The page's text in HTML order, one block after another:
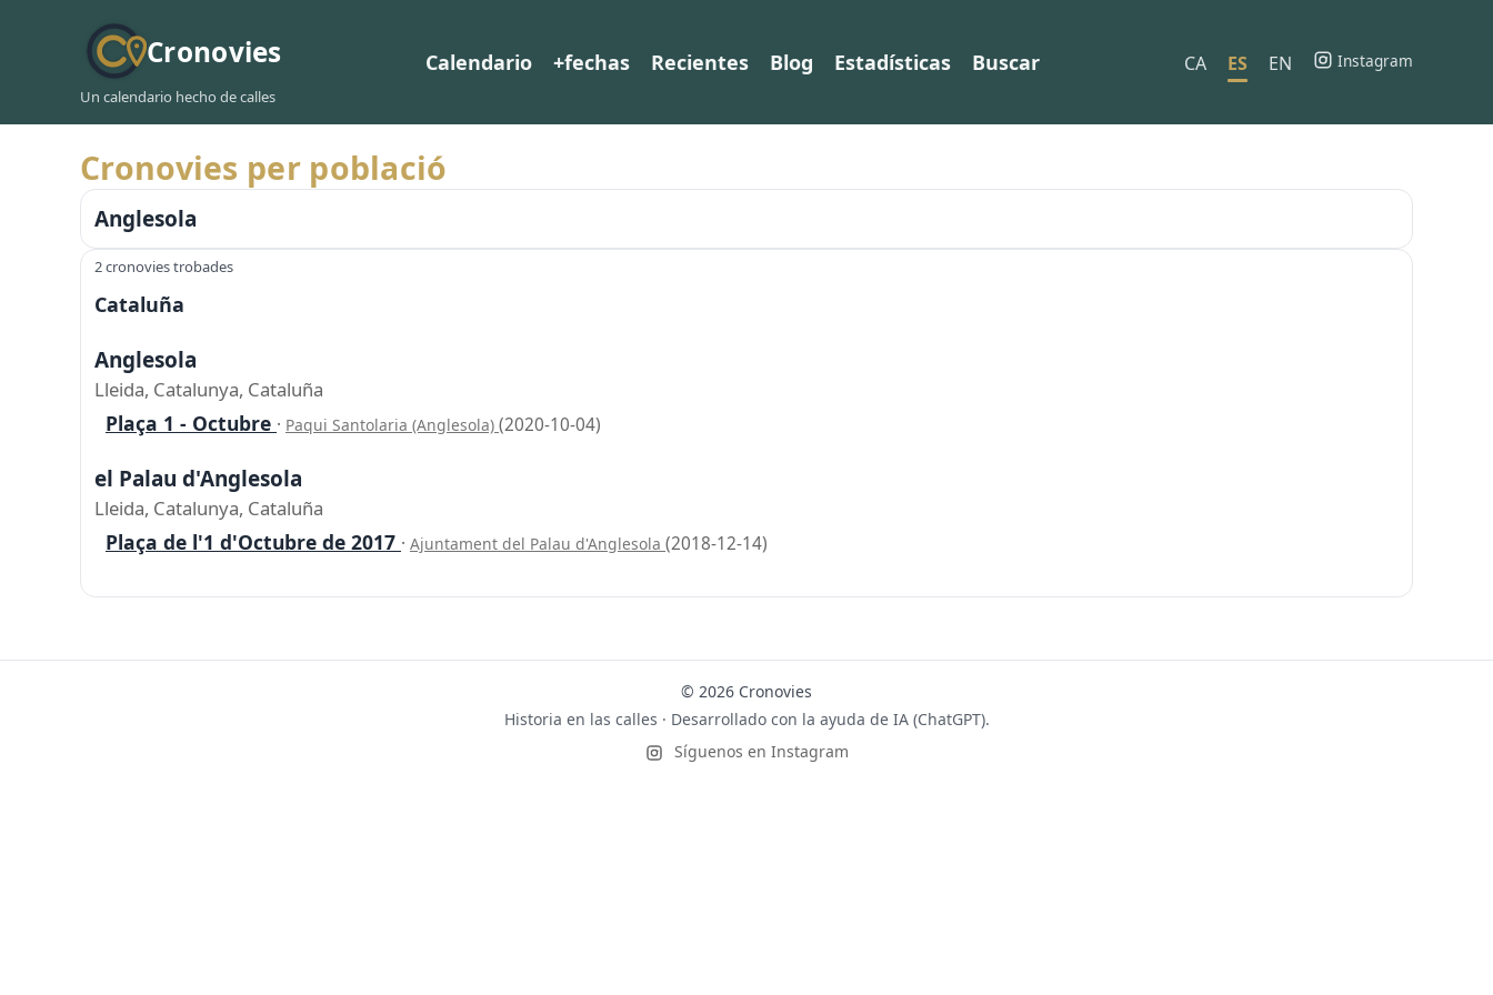
Cronovies
Un calendario hecho de calles
Calendario +fechas Recientes Blog Estadísticas Buscar CA ES EN Instagram
Cronovies per població
Anglesola
2 cronovies trobades
Cataluña
Anglesola
Lleida, Catalunya, Cataluña
Plaça 1 - Octubre · Paqui Santolaria (Anglesola) (2020-10-04)
el Palau d'Anglesola
Lleida, Catalunya, Cataluña
Plaça de l'1 d'Octubre de 2017 · Ajuntament del Palau d'Anglesola (2018-12-14)
© 2026 Cronovies
Historia en las calles · Desarrollado con la ayuda de IA (ChatGPT).
Síguenos en Instagram